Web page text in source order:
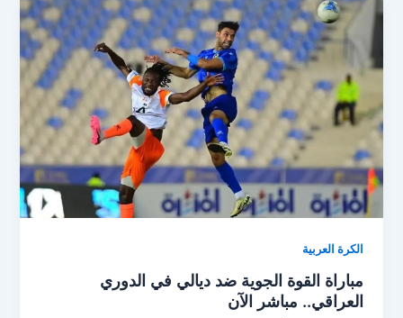
في
الجولة
من
الدوري
العراقي
الممتاز
الكرة العربية
مباراة القوة الجوية ضد ديالي في الدوري
العراقي.. مباشر الآن